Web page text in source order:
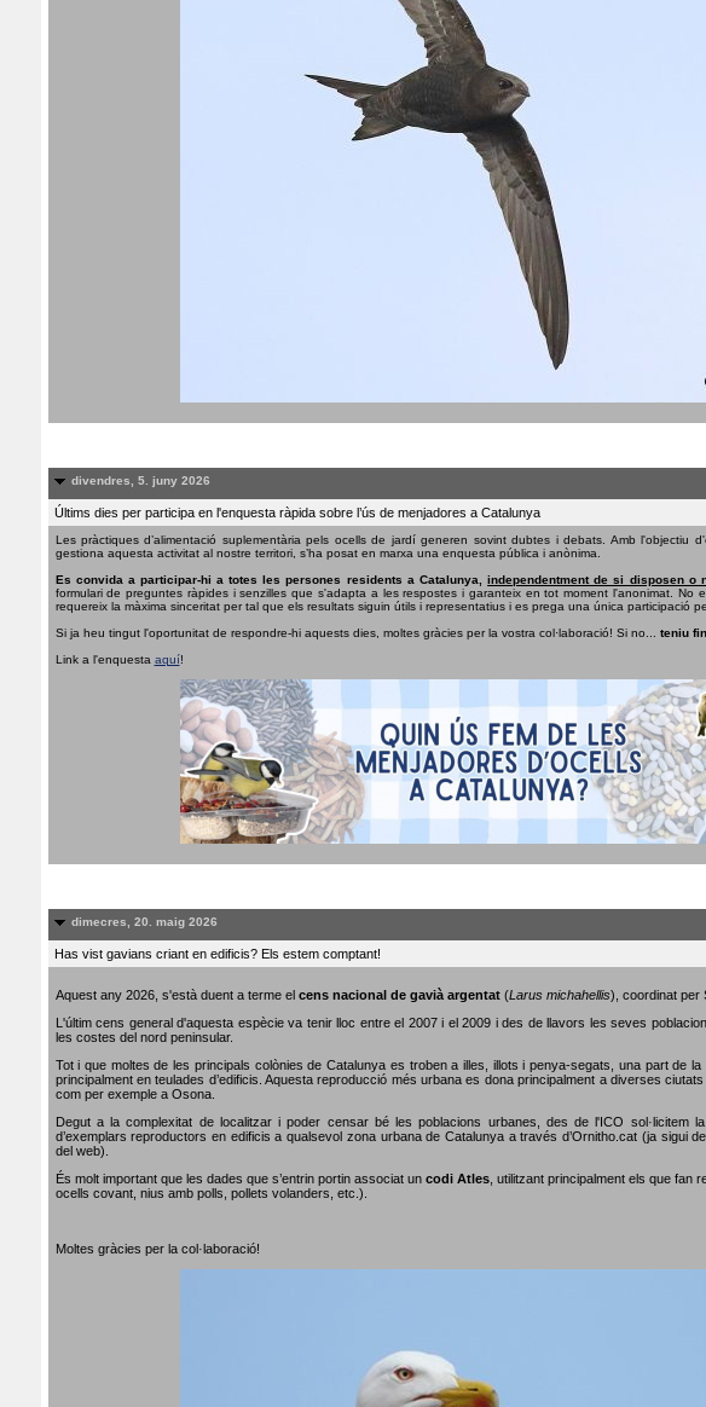
divendres, 5. juny 2026
Últims dies per participa en l'enquesta ràpida sobre l’ús de menjadores a Catalunya
Les pràctiques d’alimentació suplementària pels ocells de jardí generen sovint dubtes i debats. Amb l'objectiu
gestiona aquesta activitat al nostre territori, s’ha posat en marxa una enquesta pública i anònima.
Es convida a participar-hi a totes les persones residents a Catalunya,independentment de si disposen o
formulari de preguntes ràpides i senzilles que s'adapta a les respostes i garanteix en tot moment l'anonimat. No
requereix la màxima sinceritat per tal que els resultats siguin útils i representatius i es prega una única participació
Si ja heu tingut l'oportunitat de respondre-hi aquests dies, moltes gràcies per la vostra col·laboració! Si no... teniu
Link a l'enquesta aquí!
dimecres, 20. maig 2026
Has vist gavians criant en edificis? Els estem comptant!
Aquest any 2026, s'està duent a terme el cens nacional de gavià argentat(Larus michahellis), coordinat per
L'últim cens general d'aquesta espècie va tenir lloc entre el 2007 i el 2009 i des de llavors les seves
les costes del nord peninsular.
Tot i que moltes de les principals colònies de Catalunya es troben a illes, illots i penya-segats, una part de la
principalment en teulades d’edificis. Aquesta reproducció més urbana es dona principalment a diverses
com per exemple a Osona.
Degut a la complexitat de localitzar i poder censar bé les poblacions urbanes, des de l'ICO sol·licitem
d’exemplars reproductors en edificis a qualsevol zona urbana de Catalunya a través d’Ornitho.cat (ja sigui
del web).
És molt important que les dades que s’entrin portin associat un codi Atles , utilitzant principalment els que fan
ocells covant, nius amb polls, pollets volanders, etc.).
Moltes gràcies per la col·laboració!